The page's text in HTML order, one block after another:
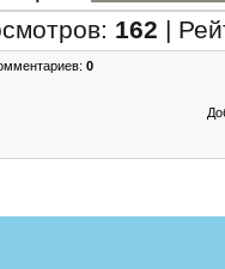
: 162 |
: 0